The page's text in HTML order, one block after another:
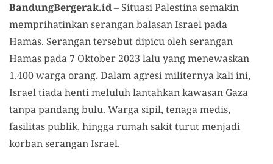
BandungBergerak.id– Situasi Palestina semakin
memprihatinkan serangan balasan Israel pada
Hamas. Serangan tersebut dipicu oleh serangan
Hamas pada 7 Oktober 2023 lalu yang menewaskan
1.400 warga orang. Dalam agresi militernya kali ini,
Israel tiada henti meluluh lantahkan kawasan Gaza
tanpa pandang bulu. Warga sipil, tenaga medis,
fasilitas publik, hingga rumah sakit turut menjadi
korban serangan Israel.